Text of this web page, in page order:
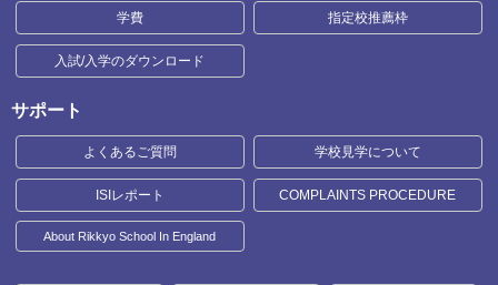
学費 指定校推薦枠
入試/入学のダウンロード
サポート
よくあるご質問 学校見学について
ISIレポート COMPLAINTS PROCEDURE
About Rikkyo School In England